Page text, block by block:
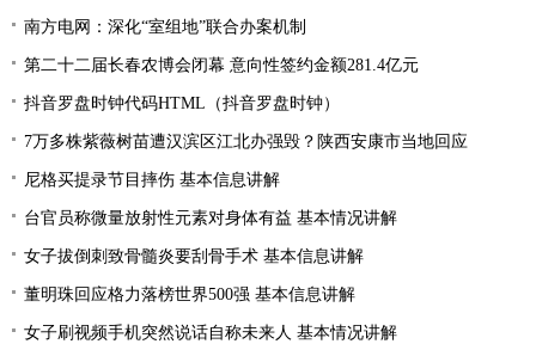
南方电网：深化“室组地”联合办案机制
第二十二届长春农博会闭幕 意向性签约金额281.4亿元
抖音罗盘时钟代码HTML（抖音罗盘时钟）
7万多株紫薇树苗遭汉滨区江北办强毁？陕西安康市当地回应
尼格买提录节目摔伤 基本信息讲解
台官员称微量放射性元素对身体有益 基本情况讲解
女子拔倒刺致骨髓炎要刮骨手术 基本信息讲解
董明珠回应格力落榜世界500强 基本信息讲解
女子刷视频手机突然说话自称未来人 基本情况讲解